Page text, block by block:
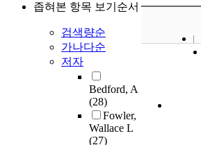
좁혀본 항목 보기순서
검색량순
가나다순
저자
Bedford, A
(28)
Fowler,
Wallace L
(27)